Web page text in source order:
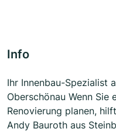
Info
Ihr Innenbau-Spezialist
Oberschönau Wenn Sie
Renovierung planen,
Andy Bauroth aus